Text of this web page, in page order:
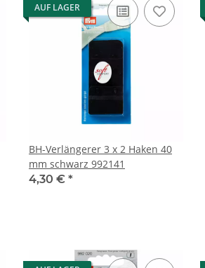
AUF LAGER
BH-Verlängerer 3 x 2 Haken 40
mm schwarz 992141
4,30 € *